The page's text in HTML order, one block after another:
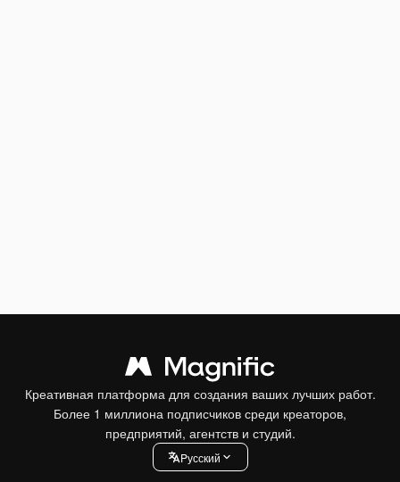
Креативная платформа для создания ваших лучших работ.
Более 1 миллиона подписчиков среди креаторов,
предприятий, агентств и студий.
Pусский